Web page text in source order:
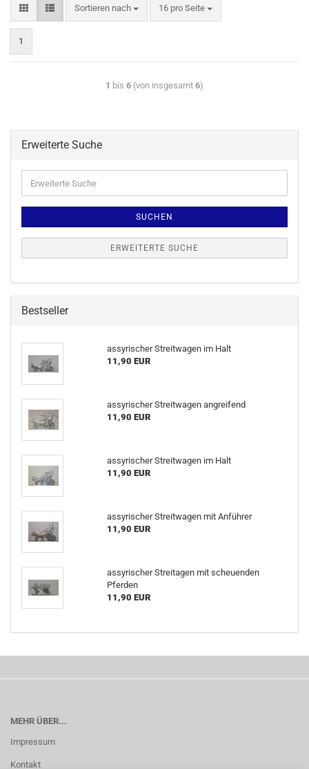
Sortieren nach 16 pro Seite
1
1 bis 6 (von insgesamt 6)
Erweiterte Suche
SUCHEN
ERWEITERTE SUCHE
Bestseller
assyrischer Streitwagen im Halt
11,90 EUR
assyrischer Streitwagen angreifend
11,90 EUR
assyrischer Streitwagen im Halt
11,90 EUR
assyrischer Streitwagen mit Anführer
11,90 EUR
assyrischer Streitagen mit scheuenden
Pferden
11,90 EUR
MEHR ÜBER...
Impressum
Kontakt